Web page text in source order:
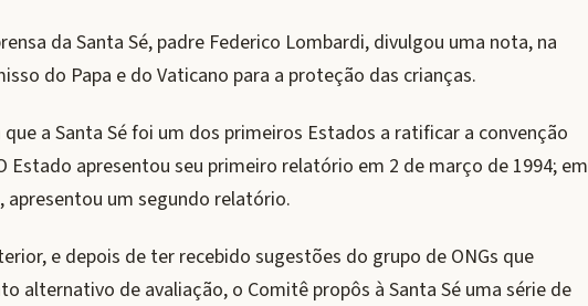
da Santa Sé, padre Federico Lombardi, divulgou uma nota, na
do Papa e do Vaticano para a proteção das crianças.
a Santa Sé foi um dos primeiros Estados a ratificar a convenção
Estado apresentou seu primeiro relatório em 2 de março de 1994; em
apresentou um segundo relatório.
e depois de ter recebido sugestões do grupo de ONGs que
alternativo de avaliação, o Comitê propôs à Santa Sé uma série de